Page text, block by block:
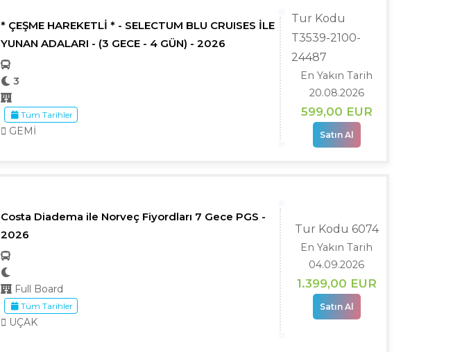
* ÇEŞME HAREKETLİ * - SELECTUM BLU CRUISES İLE
YUNAN ADALARI - (3 GECE - 4 GÜN) - 2026
3
Tüm Tarihler
GEMİ
Tur Kodu
T3539-2100-
24487
En Yakın Tarih
20.08.2026
599,00 EUR
Satın Al
Costa Diadema ile Norveç Fiyordları 7 Gece PGS -
2026
Full Board
Tüm Tarihler
UÇAK
Tur Kodu 6074
En Yakın Tarih
04.09.2026
1.399,00 EUR
Satın Al